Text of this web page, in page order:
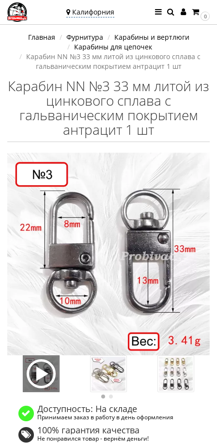
Калифорния
Калифорния
Угадали?
0
Главная Фурнитура
Карабины и вертлюги
Карабины для цепочек
Карабин NN №3 33 мм литой из цинкового сплава с
гальваническим покрытием антрацит 1 шт
Карабин NN №3 33 мм литой из
цинкового сплава с
гальваническим покрытием
антрацит 1 шт
Доступность: На складе
Принимаем заказ в работу в день оформления
100% гарантия качества
Не понравился товар - вернём деньги!